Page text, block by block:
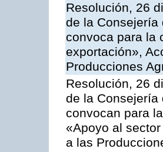
Resolución, 26
de la Consejería
convoca para la
exportación»,
Producciones
Resolución, 26
de la Consejería
convocan para
«Apoyo al
a las